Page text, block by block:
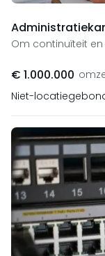
Om continuïteit
€ 1.000.000
Niet-